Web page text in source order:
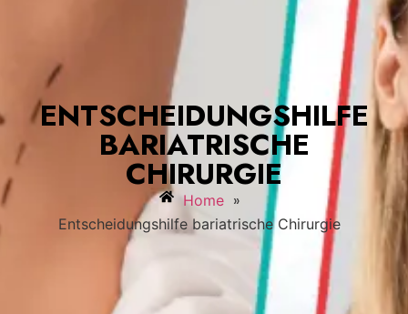
ENTSCHEIDUNGSHILFE
BARIATRISCHE
CHIRURGIE
Home »
Entscheidungshilfe bariatrische Chirurgie